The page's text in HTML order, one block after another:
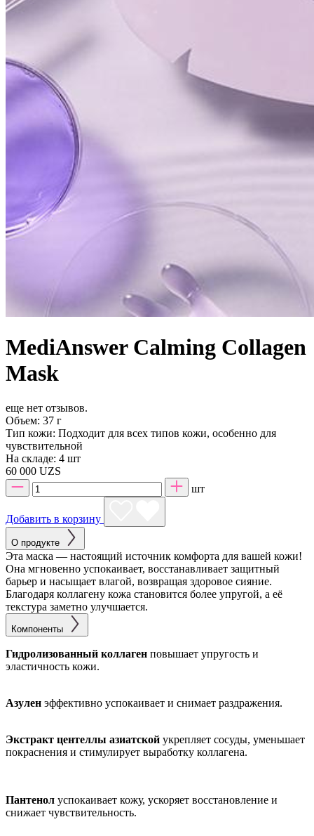
MediAnswer Calming Collagen
Mask
еще нет отзывов.
Объем: 37 г
Тип кожи: Подходит для всех типов кожи, особенно для
чувствительной
На складе: 4 шт
60 000 UZS
шт
Добавить в корзину
О продукте
Эта маска — настоящий источник комфорта для вашей кожи!
Она мгновенно успокаивает, восстанавливает защитный
барьер и насыщает влагой, возвращая здоровое сияние.
Благодаря коллагену кожа становится более упругой, а её
текстура заметно улучшается.
Компоненты
Гидролизованный коллаген повышает упругость и
эластичность кожи.
Азулен эффективно успокаивает и снимает раздражения.
Экстракт центеллы азиатской укрепляет сосуды, уменьшает
покраснения и стимулирует выработку коллагена.
Пантенол успокаивает кожу, ускоряет восстановление и
снижает чувствительность.